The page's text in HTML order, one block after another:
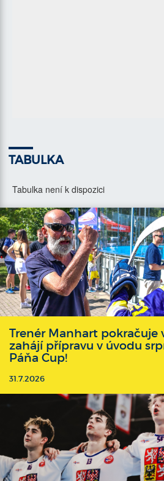
TABULKA
Tabulka není k dispozici
Trenér Manhart pokračuje
zahájí přípravu v úvodu
Páňa Cup!
31.7.2026